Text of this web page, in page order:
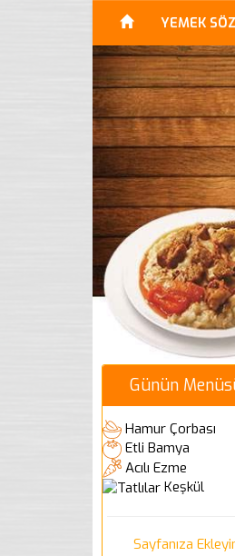
YEMEK
Günün
Hamur Çorbası
Etli Bamya
Acılı Ezme
Keşkül
Sayfanıza